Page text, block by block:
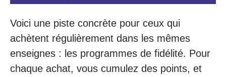
Voici une piste concrète pour ceux qui
achètent régulièrement dans les mêmes
enseignes : les programmes de fidélité. Pour
chaque achat, vous cumulez des points, et